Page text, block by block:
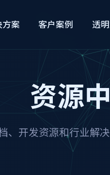
案 客户案例 透
资源
、开发资源和行业解